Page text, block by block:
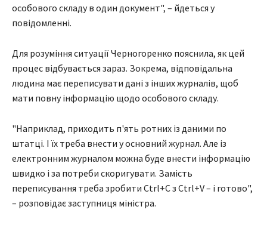
особового складу в один документ", – йдеться у
повідомленні.
Для розуміння ситуації Черногоренко пояснила, як цей
процес відбувається зараз. Зокрема, відповідальна
людина має переписувати дані з інших журналів, щоб
мати повну інформацію щодо особового складу.
"Наприклад, приходить п'ять ротних із даними по
штатці. І їх треба внести у основний журнал. Але із
електронним журналом можна буде внести інформацію
швидко і за потреби скоригувати. Замість
переписування треба зробити Ctrl+C з Ctrl+V – і готово",
– розповідає заступниця міністра.